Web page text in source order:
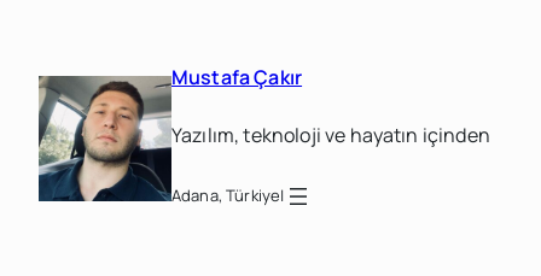
Mustafa Çakır
Yazılım, teknoloji ve hayatın içinden
Adana, Türkiye|